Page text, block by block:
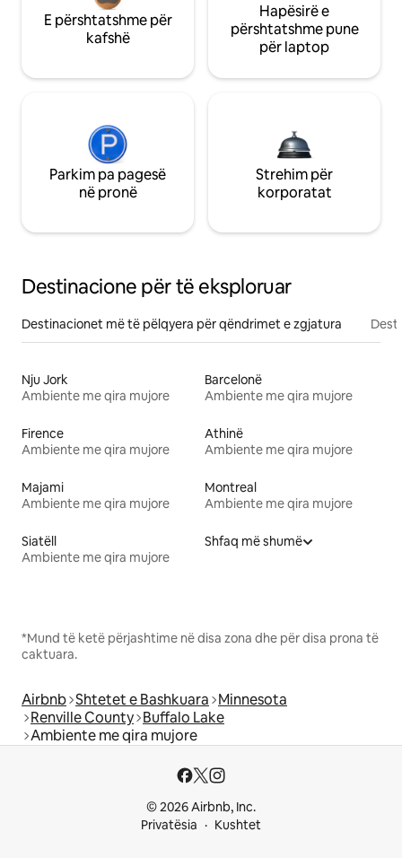
E përshtatshme për
kafshë
Hapësirë e
përshtatshme pune
për laptop
Parkim pa pagesë
në pronë
Strehim për
korporatat
Destinacione për të eksploruar
Destinacionet më të pëlqyera për qëndrimet e zgjatura
Nju Jork
Ambiente me qira mujore
Barcelonë
Ambiente me qira mujore
Firence
Ambiente me qira mujore
Athinë
Ambiente me qira mujore
Majami
Ambiente me qira mujore
Montreal
Ambiente me qira mujore
Siatëll
Ambiente me qira mujore
Shfaq më shumë
*Mund të ketë përjashtime në disa zona dhe për disa prona të
caktuara.
Airbnb Shtetet e Bashkuara Minnesota
Renville County Buffalo Lake
Ambiente me qira mujore
© 2026 Airbnb, Inc.
Privatësia
Kushtet